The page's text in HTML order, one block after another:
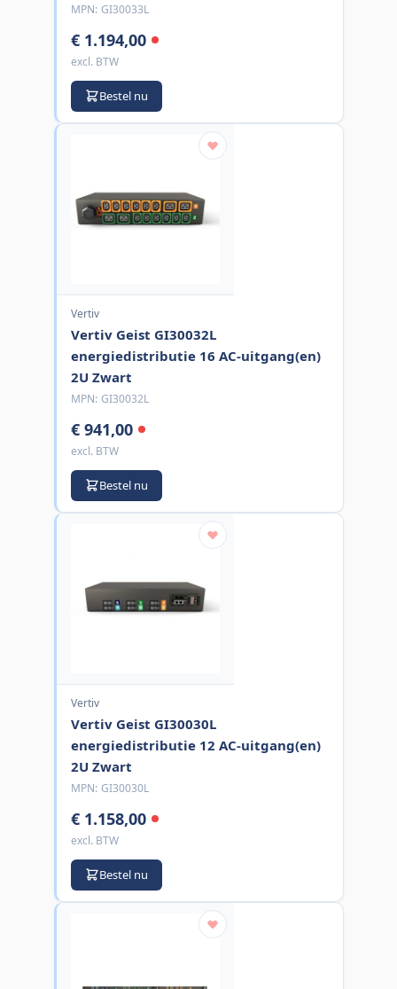
MPN: GI30033L
€ 1.194,00
excl. BTW
Bestel nu
Vertiv
Vertiv Geist GI30032L
energiedistributie 16 AC-uitgang(en)
2U Zwart
MPN: GI30032L
€ 941,00
excl. BTW
Bestel nu
Vertiv
Vertiv Geist GI30030L
energiedistributie 12 AC-uitgang(en)
2U Zwart
MPN: GI30030L
€ 1.158,00
excl. BTW
Bestel nu